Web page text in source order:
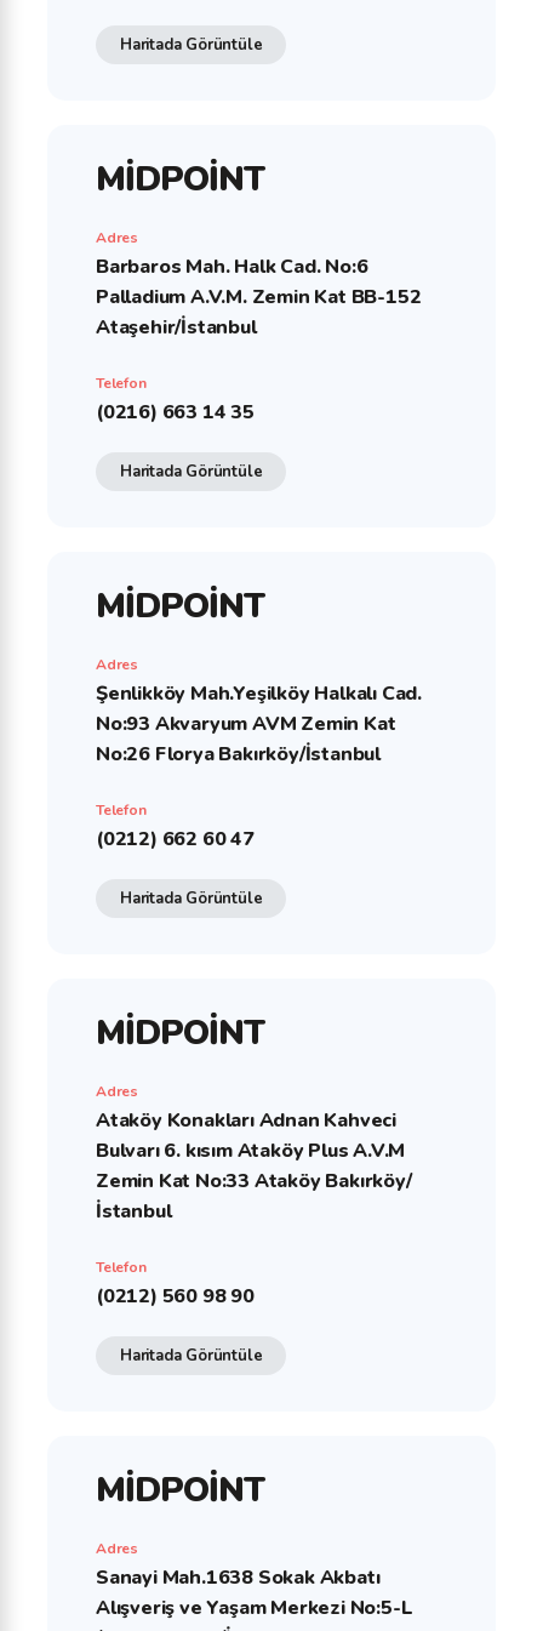
Haritada Görüntüle
MİDPOİNT
Adres
Barbaros Mah. Halk Cad. No:6
Palladium A.V.M. Zemin Kat BB-152
Ataşehir/İstanbul
Telefon
(0216) 663 14 35
Haritada Görüntüle
MİDPOİNT
Adres
Şenlikköy Mah.Yeşilköy Halkalı Cad.
No:93 Akvaryum AVM Zemin Kat
No:26 Florya Bakırköy/İstanbul
Telefon
(0212) 662 60 47
Haritada Görüntüle
MİDPOİNT
Adres
Ataköy Konakları Adnan Kahveci
Bulvarı 6. kısım Ataköy Plus A.V.M
Zemin Kat No:33 Ataköy Bakırköy/
İstanbul
Telefon
(0212) 560 98 90
Haritada Görüntüle
MİDPOİNT
Adres
Sanayi Mah.1638 Sokak Akbatı
Alışveriş ve Yaşam Merkezi No:5-L